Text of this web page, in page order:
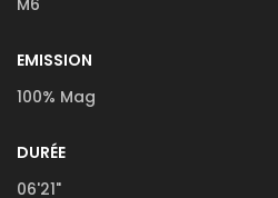
M6
EMISSION
100% Mag
DURÉE
06'21"